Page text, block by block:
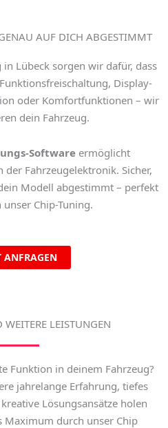
AUF DICH ABGESTIMMT
in Lübeck sorgen wir dafür, dass
Display-
oder Komfortfunktionen – wir
dein Fahrzeug.
Software ermöglicht
Fahrzeugelektronik. Sicher,
Modell abgestimmt – perfekt
Chip-Tuning.
ANFRAGEN
LEISTUNGEN
Funktion in deinem Fahrzeug?
jahrelange Erfahrung, tiefes
Lösungsansätze holen
Maximum durch unser Chip